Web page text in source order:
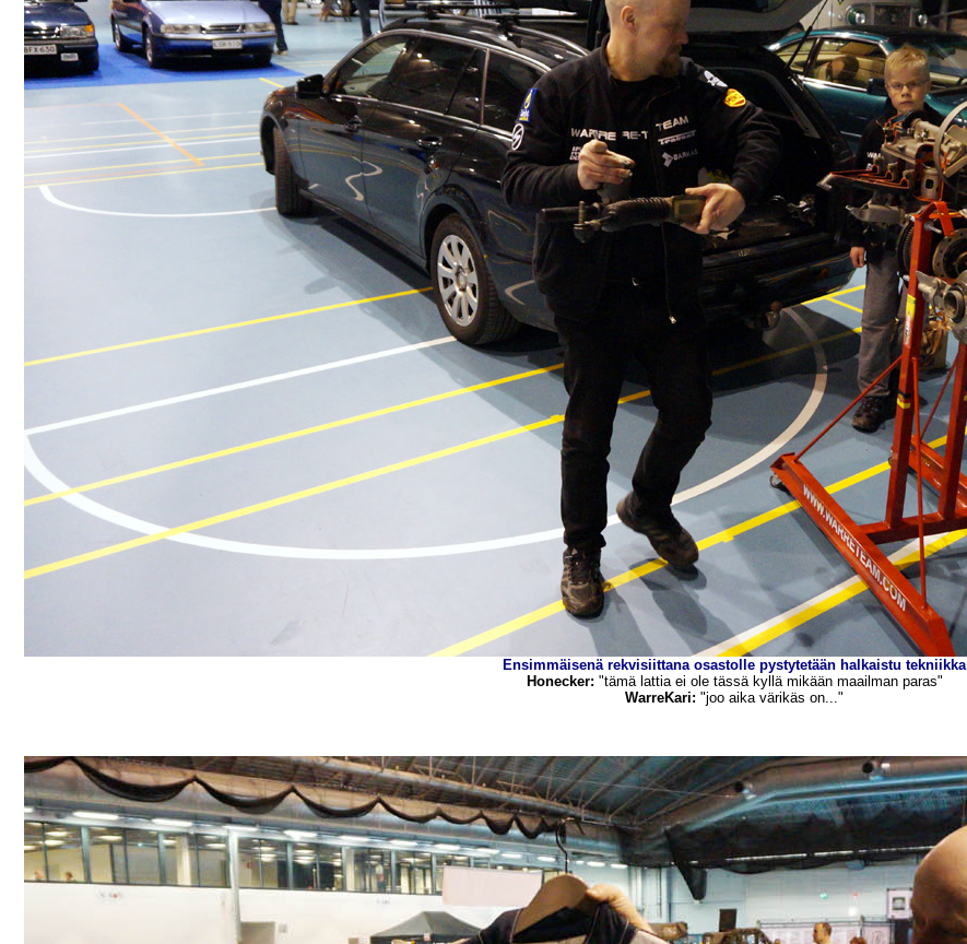
Ensimmäisenä rekvisiittana osastolle pystytetään halkaistu tekniikka
Honecker: "tämä lattia ei ole tässä kyllä mikään maailman paras"
WarreKari: "joo aika värikäs on..."